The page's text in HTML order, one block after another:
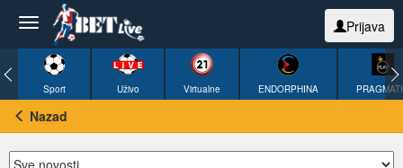
Prijava
Sport Uživo Virtualne ENDORPHINA
Nazad